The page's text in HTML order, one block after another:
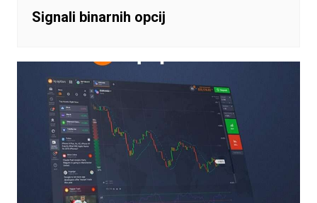
Signali binarnih opcij